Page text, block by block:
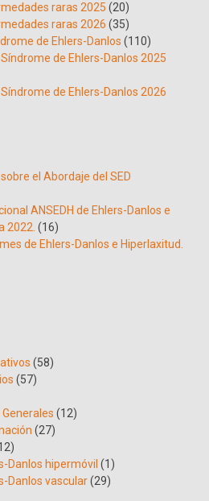
raras 2025 (20)
raras 2026 (35)
de Ehlers-Danlos (110)
de Ehlers-Danlos 2025
de Ehlers-Danlos 2026
el Abordaje del SED
ANSEDH de Ehlers-Danlos e
2022. (16)
de Ehlers-Danlos e Hiperlaxitud.
(58)
(57)
(12)
(27)
Danlos hipermóvil (1)
Danlos vascular(29)